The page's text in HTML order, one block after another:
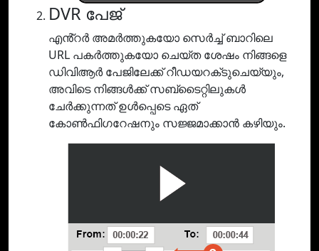
DVR പേജ്
എൻ്റർ അമർത്തുകയോ സെർച്ച് ബാറിലെ
URL പകർത്തുകയോ ചെയ്‌ത ശേഷം നിങ്ങളെ
ഡിവിആർ പേജിലേക്ക് റീഡയറക്‌ടുചെയ്യും,
അവിടെ നിങ്ങൾക്ക് സബ്‌ടൈറ്റിലുകൾ
ചേർക്കുന്നത് ഉൾപ്പെടെ ഏത്
കോൺഫിഗറേഷനും സജ്ജമാക്കാൻ കഴിയും.